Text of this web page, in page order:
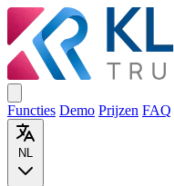
Functies Demo Prijzen FAQ
NL